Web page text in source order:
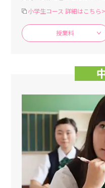
小学生コース 詳細はこちら
授業料